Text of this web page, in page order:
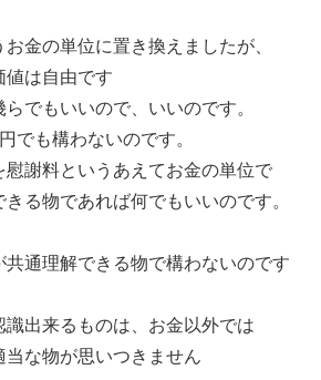
の単位に置き換えましたが、
は自由です
もいいので、いいのです。
も構わないのです。
謝料というあえてお金の単位で
物であれば何でもいいのです。
通理解できる物で構わないのです
出来るものは、お金以外では
な物が思いつきません